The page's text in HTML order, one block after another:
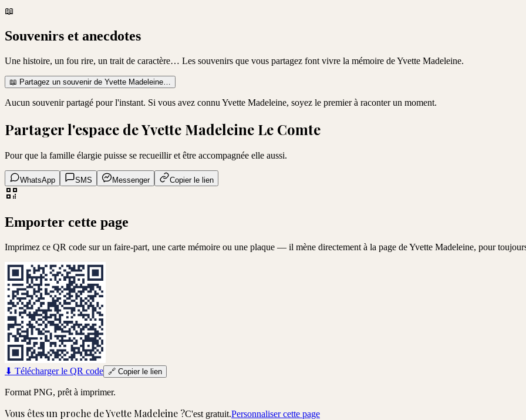
📖
Souvenirs et anecdotes
Une histoire, un fou rire, un trait de caractère… Les souvenirs que vous partagez font vivre la mémoire deYvette Madeleine.
📖 Partagez un souvenir de Yvette Madeleine…
Aucun souvenir partagé pour l'instant. Si vous avez connu Yvette Madeleine, soyez le premier à raconter un moment.
Partager l'espace deYvette Madeleine Le Comte
Pour que la famille élargie puisse se recueillir et être accompagnée elle aussi.
WhatsApp SMS Messenger Copier le lien
Emporter cette page
Imprimez ce QR code sur un faire-part, une carte mémoire ou une plaque — il mène directement à la page deYvette Madeleine, pour
⬇ Télécharger le QR code 🔗 Copier le lien
Format PNG, prêt à imprimer.
Vous êtes un proche deYvette Madeleine ?C'est gratuit.Personnaliser cette page